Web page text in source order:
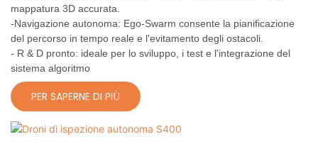
mappatura 3D accurata.
-Navigazione autonoma: Ego-Swarm consente la pianificazione
del percorso in tempo reale e l'evitamento degli ostacoli.
- R & D pronto: ideale per lo sviluppo, i test e l'integrazione del
sistema algoritmo
PER SAPERNE DI PIÙ